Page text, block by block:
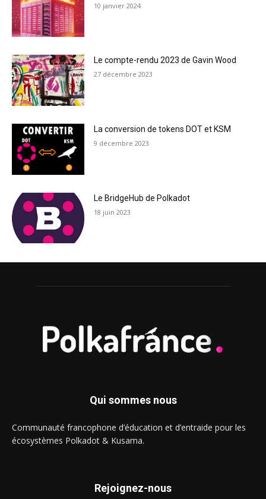
10 janvier 2024
Le compte-rendu 2023 de Gavin Wood
27 décembre 2023
La conversion de tokens DOT et KSM
9 décembre 2023
Le BridgeHub de Polkadot
18 juin 2023
Qui sommes nous
Communauté francophone d’éducation et d’entraide pour les
écosystèmes Polkadot & Kusama.
Rejoignez-nous